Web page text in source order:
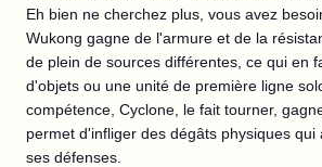
Eh bien ne cherchez plus, vous avez
Wukong gagne de l'armure et de la
de plein de sources différentes, ce qui en
d'objets ou une unité de première ligne
compétence, Cyclone, le fait tourner,
permet d'infliger des dégâts physiques qui
ses défenses.